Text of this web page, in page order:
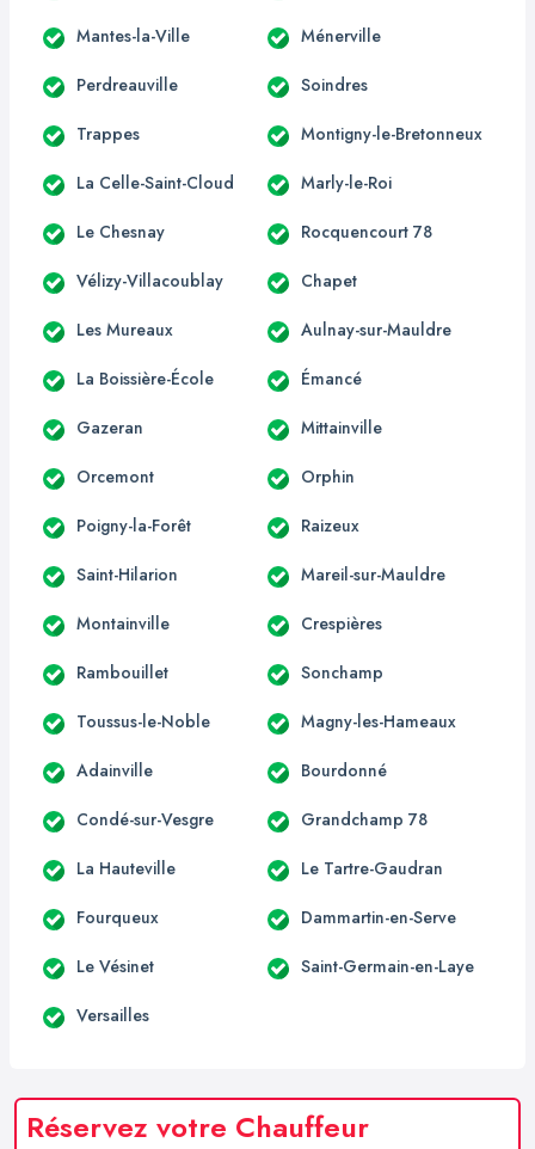
Mantes-la-Ville Ménerville
Perdreauville Soindres
Trappes Montigny-le-Bretonneux
La Celle-Saint-Cloud Marly-le-Roi
Le Chesnay Rocquencourt 78
Vélizy-Villacoublay Chapet
Les Mureaux Aulnay-sur-Mauldre
La Boissière-École Émancé
Gazeran Mittainville
Orcemont Orphin
Poigny-la-Forêt Raizeux
Saint-Hilarion Mareil-sur-Mauldre
Montainville Crespières
Rambouillet Sonchamp
Toussus-le-Noble Magny-les-Hameaux
Adainville Bourdonné
Condé-sur-Vesgre Grandchamp 78
La Hauteville Le Tartre-Gaudran
Fourqueux Dammartin-en-Serve
Le Vésinet Saint-Germain-en-Laye
Versailles
Réservez votre Chauffeur